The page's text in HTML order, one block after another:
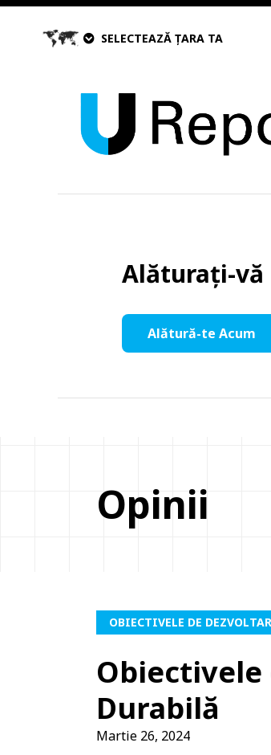
SELECTEAZĂ ȚARA TA
Alăturați-vă
Alătură-te Acum
Opinii
OBIECTIVELE DE
Obiectivele
Durabilă
Martie 26, 2024